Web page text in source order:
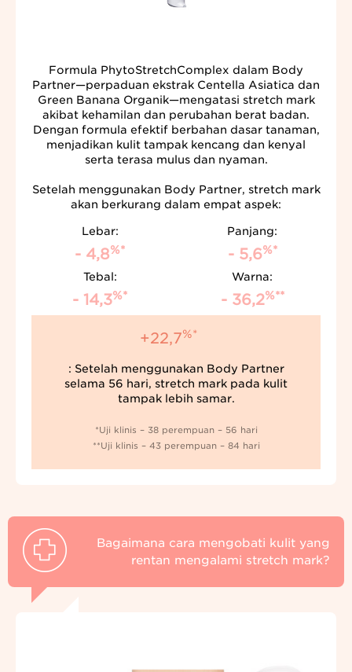
Formula PhytoStretchComplex dalam Body
Partner—perpaduan ekstrak Centella Asiatica dan
Green Banana Organik—mengatasi stretch mark
akibat kehamilan dan perubahan berat badan.
Dengan formula efektif berbahan dasar tanaman,
menjadikan kulit tampak kencang dan kenyal
serta terasa mulus dan nyaman.
Setelah menggunakan Body Partner, stretch mark
akan berkurang dalam empat aspek:
Lebar:
- 4,8%*
Panjang:
- 5,6%*
Tebal:
- 14,3%*
Warna:
- 36,2%**
+22,7%*
: Setelah menggunakan Body Partner
selama 56 hari, stretch mark pada kulit
tampak lebih samar.
*Uji klinis – 38 perempuan – 56 hari
**Uji klinis – 43 perempuan – 84 hari
Bagaimana cara mengobati kulit yang
rentan mengalami stretch mark?